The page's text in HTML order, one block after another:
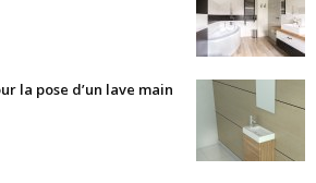
la pose d’un lave main